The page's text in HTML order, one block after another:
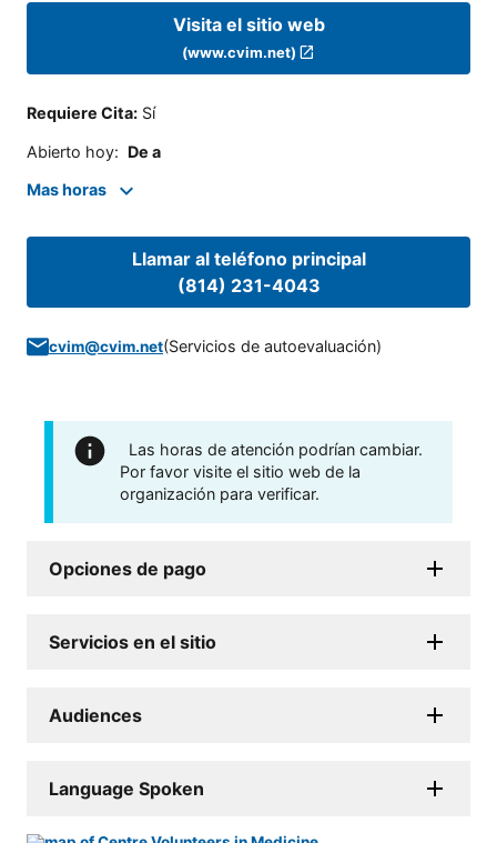
Visita el sitio web
(www.cvim.net)
Requiere Cita: Sí
Abierto hoy: De a
Mas horas
Llamar al teléfono principal
(814) 231-4043
cvim@cvim.net(Servicios de autoevaluación)
Las horas de atención podrían cambiar.
Por favor visite el sitio web de la
organización para verificar.
Opciones de pago
Servicios en el sitio
Audiences
Language Spoken